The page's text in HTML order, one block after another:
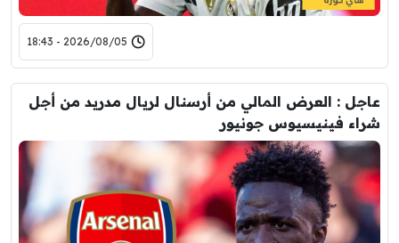
2026/08/05 - 18:43
عاجل : العرض المالي من أرسنال لريال مدريد من أجل
شراء فينيسيوس جونيور